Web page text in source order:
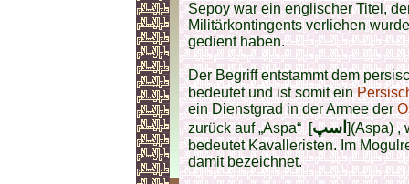
Sepoy war ein englischer Titel,
Militärkontingents verliehen
gedient haben.
Der Begriff entstammt dem
bedeutet und ist somit ein
ein Dienstgrad in der Armee der
zurück auf „Aspa“ [اسپ](Aspa) ,
bedeutet Kavalleristen. Im
damit bezeichnet.